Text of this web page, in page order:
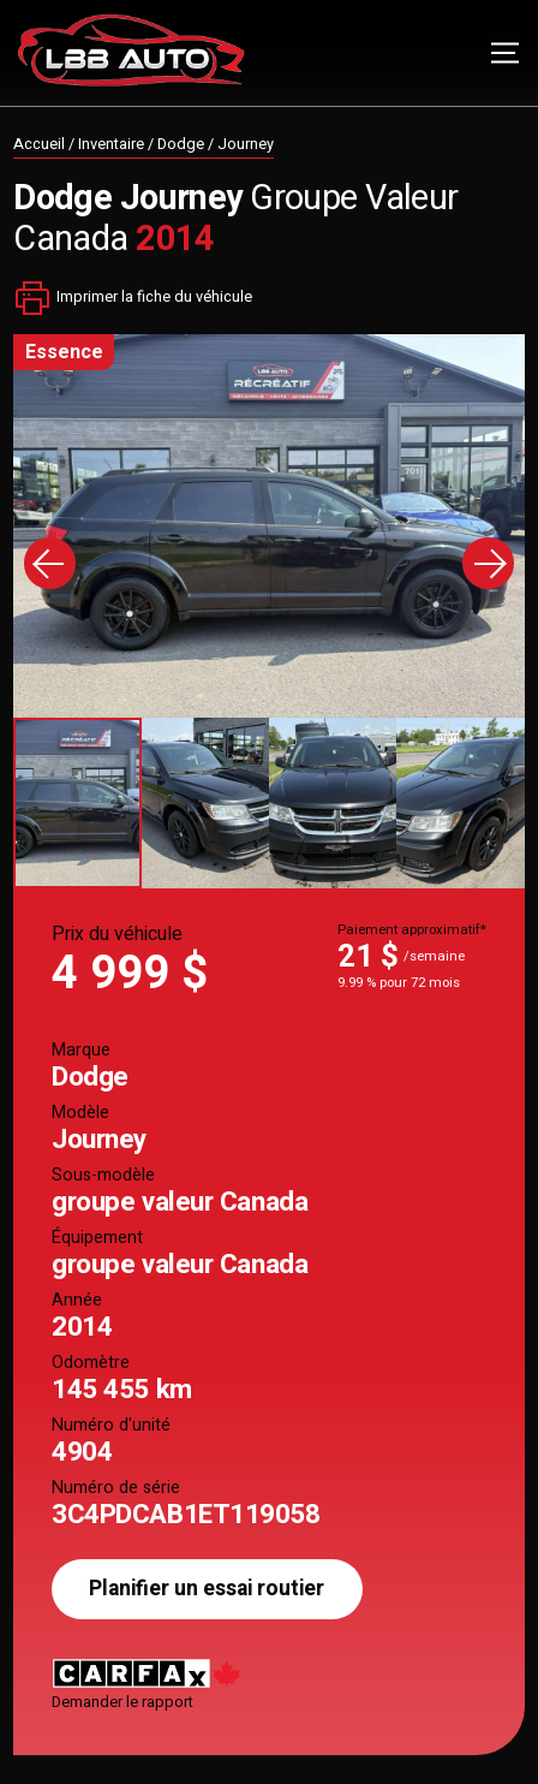
Accueil /Inventaire/Dodge/ Journey
DodgeJourneyGroupe Valeur
Canada2014
Imprimer la fiche du véhicule
essence
Prix du véhicule
4 999 $
Paiement approximatif*
21 $ /semaine
9.99 % pour 72 mois
Marque
Dodge
Modèle
Journey
Sous-modèle
groupe valeur Canada
Équipement
groupe valeur Canada
Année
2014
Odomètre
145 455 km
Numéro d'unité
4904
Numéro de série
3C4PDCAB1ET119058
Planifier un essai routier
Demander le rapport